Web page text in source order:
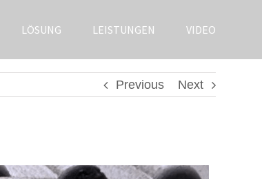
LÖSUNG LEISTUNGEN VIDEO
Previous Next